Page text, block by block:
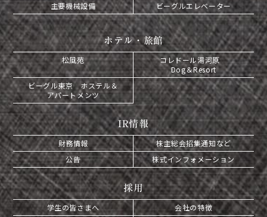
主要機械設備
ビーグルエレベーター
ホテル・旅館
松風苑
コレドール湯河原
Dog＆Resort
ビーグル東京 ホステル＆
アパートメンツ
IR情報
財務情報
株主総会招集通知など
公告
株式インフォメーション
採用
学生の皆さまへ
会社の特徴